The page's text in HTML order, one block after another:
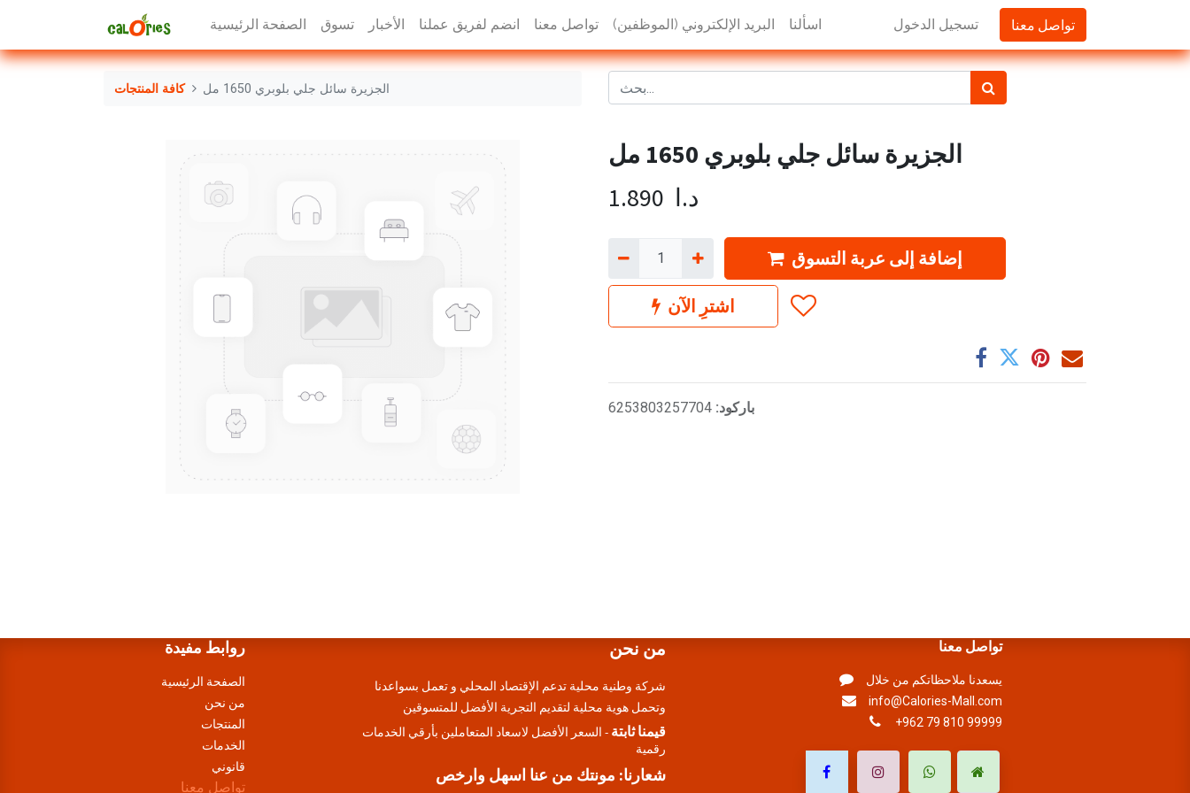
الصفحة الرئيسية تسوق الأخبار انضم لفريق عملنا تواصل معنا البريد الإلكتروني (الموظفين) اسألنا تسجيل الدخول تواصل معنا
كافة المنتجات الجزيرة سائل جلي بلوبري 1650 مل
الجزيرة سائل جلي بلوبري 1650 مل
1.890 د.ا
إضافة إلى عربة التسوق
اشترِ الآن
باركود: 6253803257704
روابط مفيدة
الصفحة الرئيسية
من نحن
المنتجات
الخدمات
قانوني
تواصل معنا
من نحن
شركة وطنية محلية تدعم الإقتصاد المحلي و تعمل بسواعدنا
وتحمل هوية محلية لتقديم التجرية الأفضل للمتسوقين
قيمنا ثابتة - السعر الأفضل لاسعاد المتعاملين بأرقي الخدمات
رقمية
شعارنا: مونتك من عنا اسهل وارخص
تواصل معنا
يسعدنا ملاحظاتكم من خلال
info@Calories-Mall.com
+962 79 810 99999